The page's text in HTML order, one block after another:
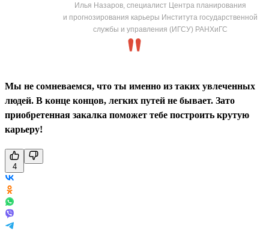
Илья Назаров, специалист Центра планирования
и прогнозирования карьеры Института государственной
службы и управления (ИГСУ) РАНХиГС
Мы не сомневаемся, что ты именно из таких увлеченных
людей. В конце концов, легких путей не бывает. Зато
приобретенная закалка поможет тебе построить крутую
карьеру!
4